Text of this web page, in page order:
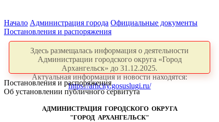
Начало Администрация города Официальные документы
Постановления и распоряжения
Здесь размещалась информация о деятельности
Администрации городского округа «Город
Архангельск» до 31.12.2025.
Актуальная информация и новости находятся:
https://arhcity.gosuslugi.ru/
Постановления и распоряжения
Об установлении публичного сервитута
АДМИНИСТРАЦИЯ ГОРОДСКОГО ОКРУГА
"ГОРОД АРХАНГЕЛЬСК"